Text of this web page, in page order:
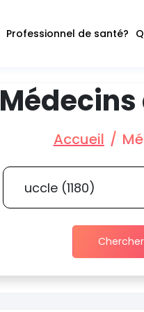
Professionnel de santé?
Accueil
Chercher